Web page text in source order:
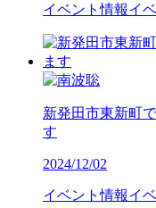
イベント情報イ
新発田市東新町
す
2024/12/02
イベント情報イ